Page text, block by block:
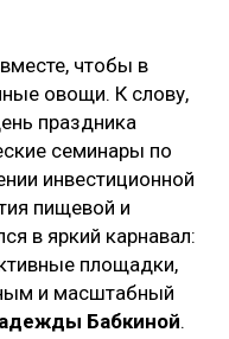
чтобы в
овощи. К слову,
праздника
семинары по
инвестиционной
пищевой и
в яркий карнавал:
площадки,
и масштабный
Бабкиной.